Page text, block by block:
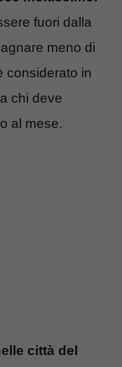
fuori dalla
meno di
considerato in
chi deve
al mese.
città del